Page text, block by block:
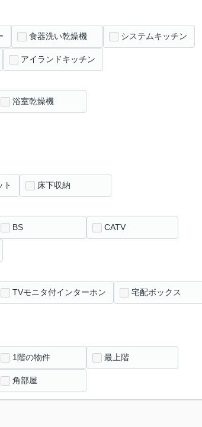
食器洗い乾燥機 システムキッチン
アイランドキッチン
浴室乾燥機
ト 床下収納
BS CATV
TVモニタ付インターホン 宅配ボックス
1階の物件 最上階
角部屋